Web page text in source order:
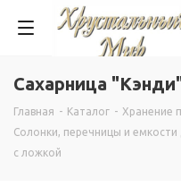
Сахарница
Главная - Каталог - Хранение
Солонки, перечницы и емкости
с ложкой